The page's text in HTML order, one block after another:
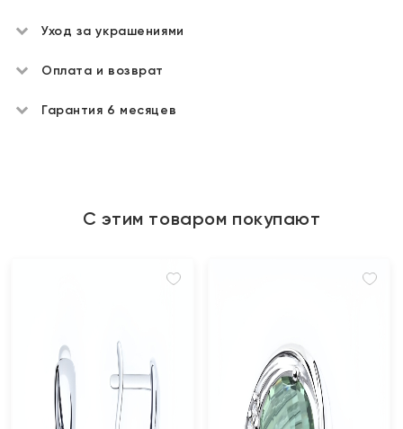
Уход за украшениями
Оплата и возврат
Гарантия 6 месяцев
С этим товаром покупают